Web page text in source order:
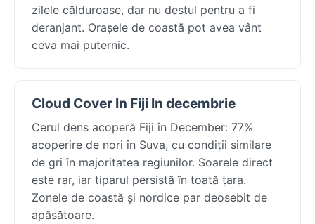
zilele călduroase, dar nu destul pentru a fi
deranjant. Orașele de coastă pot avea vânt
ceva mai puternic.
Cloud Cover In Fiji In decembrie
Cerul dens acoperă Fiji în December: 77%
acoperire de nori în Suva, cu condiții similare
de gri în majoritatea regiunilor. Soarele direct
este rar, iar tiparul persistă în toată țara.
Zonele de coastă și nordice par deosebit de
apăsătoare.